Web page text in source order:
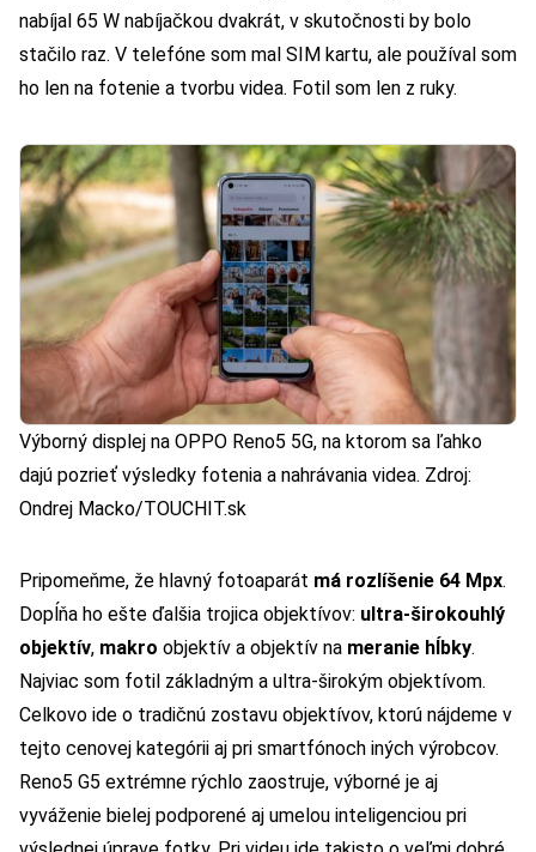
nabíjal 65 W nabíjačkou dvakrát, v skutočnosti by bolo
stačilo raz. V telefóne som mal SIM kartu, ale používal som
ho len na fotenie a tvorbu videa. Fotil som len z ruky.
Výborný displej na OPPO Reno5 5G, na ktorom sa ľahko
dajú pozrieť výsledky fotenia a nahrávania videa. Zdroj:
Ondrej Macko/TOUCHIT.sk
Pripomeňme, že hlavný fotoaparát má rozlíšenie 64 Mpx.
Dopĺňa ho ešte ďalšia trojica objektívov: ultra-širokouhlý
objektív, makro objektív a objektív na meranie hĺbky.
Najviac som fotil základným a ultra-širokým objektívom.
Celkovo ide o tradičnú zostavu objektívov, ktorú nájdeme v
tejto cenovej kategórii aj pri smartfónoch iných výrobcov.
Reno5 G5 extrémne rýchlo zaostruje, výborné je aj
vyváženie bielej podporené aj umelou inteligenciou pri